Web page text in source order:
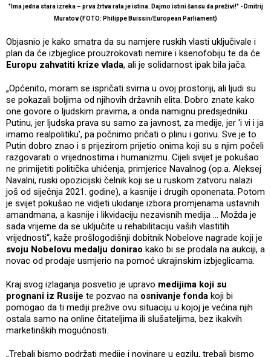
"Ima jedna stara izreka – prva žrtva rata je istina. Dajmo istini šansu da preživi!" - Dmitrij
Muratov (FOTO: Philippe Buissin/European Parliament)
Objasnio je kako smatra da su namjere ruskih vlasti uključivale i
plan da će izbjeglice prouzrokovati nemire i ksenofobiju te da će
Europu zahvatiti krize vlada, ali je solidarnost ipak bila jača.
„Općenito, moram se ispričati svima u ovoj prostoriji, ali ljudi su
se pokazali boljima od njihovih državnih elita. Dobro znate kako
one govore o ljudskim pravima, a onda namignu predsjedniku
Putinu, jer ljudska prava su samo za javnost, za medije, jer 'i vi i ja
imamo realpolitiku', pa počnimo pričati o plinu i gorivu. Sve je to
Putin dobro znao i s prijezirom prijetio onima koji su s njim počeli
razgovarati o vrijednostima i humanizmu. Cijeli svijet je pokušao
ne primijetiti politička uhićenja, primjerice Navalnog (op.a. Aleksej
Navalni, ruski opozicijski čelnik koji se u ruskom zatvoru nalazi
još od siječnja 2021. godine), a kasnije i drugih oponenata. Potom
je svijet pokušao ne vidjeti ukidanje izbora promjenama ustavnih
amandmana, a kasnije i likvidaciju nezavisnih medija ... Možda je
sada vrijeme da se uključite u rehabilitaciju vaših vlastitih
vrijednosti“, kaže prošlogodišnji dobitnik Nobelove nagrade koji je
svoju Nobelovu medalju donirao kako bi se prodala na aukciji, a
novac od prodaje usmjerio na pomoć ukrajinskim izbjeglicama.
Kraj svog izlaganja posvetio je upravo medijima koji su
prognani iz Rusije te pozvao na osnivanje fonda koji bi
pomogao da ti mediji prežive ovu situaciju u kojoj je većina njih
ostala samo na online čitateljima ili slušateljima, bez ikakvih
marketinških mogućnosti.
„Trebali bismo podržati medije i novinare u egzilu, trebali bismo